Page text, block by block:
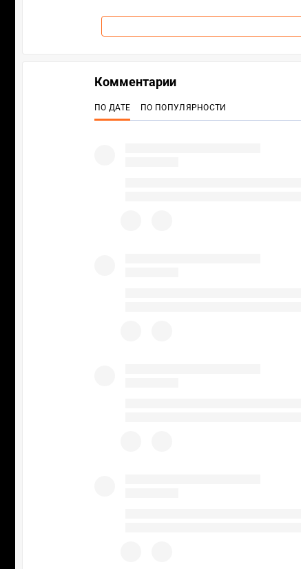
Комментарии
ПО ДАТЕ ПО ПОПУЛЯРНОСТИ